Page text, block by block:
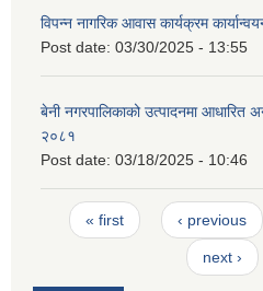
विपन्न नागरिक आवास कार्यक्रम
Post date: 03/30/2025 - 13:55
बेनी नगरपालिकाको उत्पादनमा आधारित
२०८१
Post date: 03/18/2025 - 10:46
Pages
« first ‹ previous
next ›